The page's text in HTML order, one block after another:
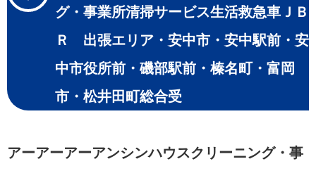
グ・事業所清掃サービス生活救急車ＪＢ
Ｒ 出張エリア・安中市・安中駅前・安
中市役所前・磯部駅前・榛名町・富岡
市・松井田町総合受
アーアーアーアンシンハウスクリーニング・事